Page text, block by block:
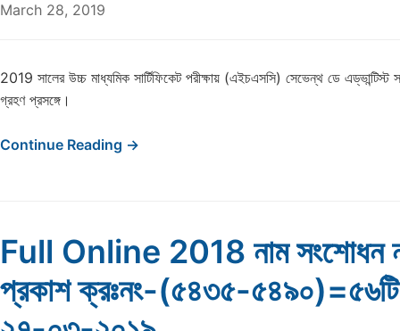
March 28, 2019
2019 সালের উচ্চ মাধ্যমিক সার্টিফিকেট পরীক্ষায় (এইচএসসি) সেভেন্থ ডে এড্ভান্টিস্ট
গ্রহণ প্রসঙ্গে।
Continue Reading →
Full Online 2018 নাম সংশোধন
প্রকাশ ক্রঃনং-(৫৪৩৫-৫৪৯০)=৫৬টি